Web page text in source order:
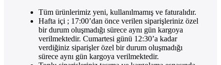
Tüm ürünlerimiz yeni, kullanılmamış ve faturalıdır.
Hafta içi ; 17:00’dan önce verilen siparişleriniz özel
bir durum oluşmadığı sürece aynı gün kargoya
verilmektedir. Cumartesi günü 12:30’a kadar
verdiğiniz siparişler özel bir durum oluşmadığı
sürece aynı gün kargoya verilmektedir.